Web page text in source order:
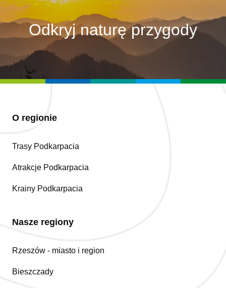
Odkryj naturę przygody
O regionie
Trasy Podkarpacia
Atrakcje Podkarpacia
Krainy Podkarpacia
Nasze regiony
Rzeszów - miasto i region
Bieszczady